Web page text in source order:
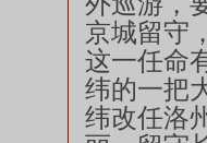
京城留守
这一任命
纬的一把
纬改任洛